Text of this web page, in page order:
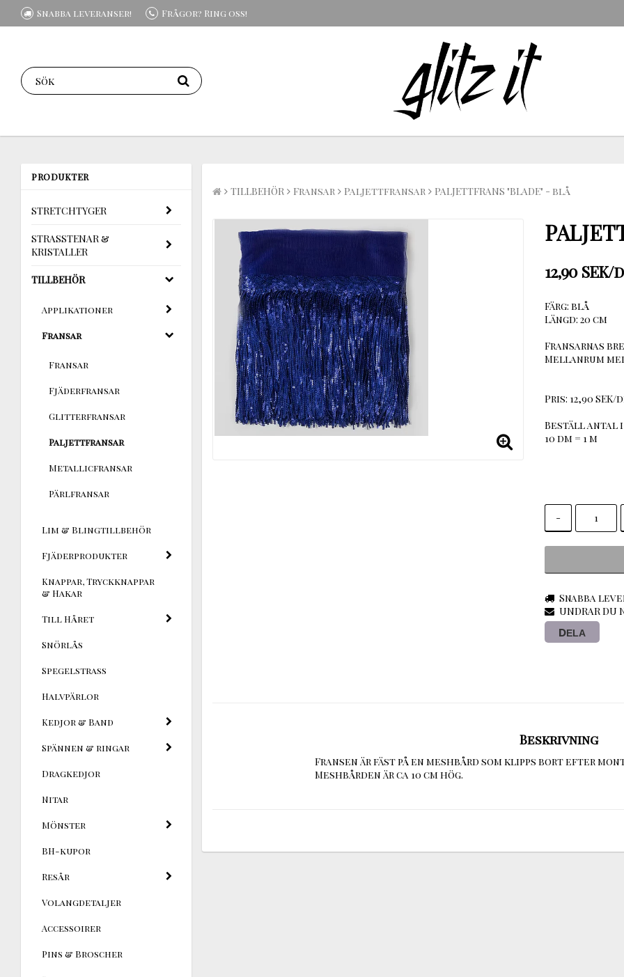
Snabba leveranser! Frågor? Ring oss!
PRODUKTER
STRETCHTYGER
STRASSTENAR &
KRISTALLER
TILLBEHÖR
Applikationer
Fransar
Fransar
Fjäderfransar
Glitterfransar
Paljettfransar
Metallicfransar
Pärlfransar
Lim & Blingtillbehör
Fjäderprodukter
Knappar, Tryckknappar
& Hakar
Till Håret
Snörlås
Spegelstrass
Halvpärlor
Kedjor & Band
Spännen & ringar
Dragkedjor
Nitar
Mönster
BH-kupor
Resår
Volangdetaljer
Accessoirer
Pins & Broscher
TILLBEHÖR Fransar Paljettfransar PALJETTFRANS "BLADE" - blå
12,90 SEK/
Färg: blå
Längd: 20 cm
Fransarnas
Mellanrum
Pris: 12,90 SEK/
Beställ antal i
10 dm = 1 m
-
Snabba
UNDRAR
DELA
Beskrivning
Fransen är fäst på en meshbård som klipps bort efter
Meshbården är ca 10 cm hög.